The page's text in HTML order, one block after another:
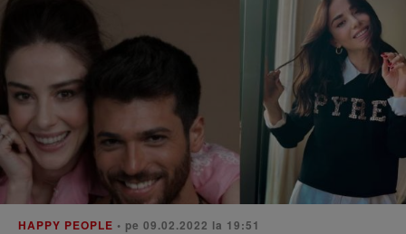
HAPPY PEOPLE • pe 09.02.2022 la 19:51